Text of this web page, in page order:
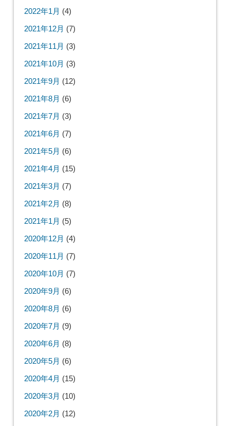
2022年1月 (4)
2021年12月 (7)
2021年11月 (3)
2021年10月 (3)
2021年9月 (12)
2021年8月 (6)
2021年7月 (3)
2021年6月 (7)
2021年5月 (6)
2021年4月 (15)
2021年3月 (7)
2021年2月 (8)
2021年1月 (5)
2020年12月 (4)
2020年11月 (7)
2020年10月 (7)
2020年9月 (6)
2020年8月 (6)
2020年7月 (9)
2020年6月 (8)
2020年5月 (6)
2020年4月 (15)
2020年3月 (10)
2020年2月 (12)